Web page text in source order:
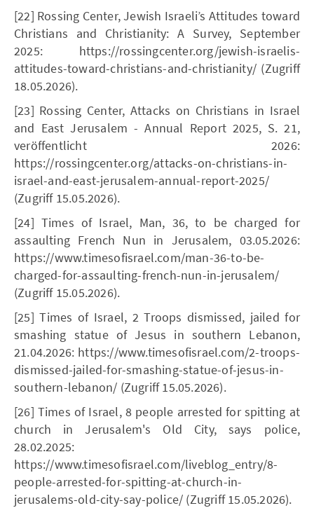
[22] Rossing Center, Jewish Israeli’s Attitudes toward
Christians and Christianity: A Survey, September
2025: https://rossingcenter.org/jewish-israelis-
attitudes-toward-christians-and-christianity/ (Zugriff
18.05.2026).
[23] Rossing Center, Attacks on Christians in Israel
and East Jerusalem - Annual Report 2025, S. 21,
veröffentlicht 2026:
https://rossingcenter.org/attacks-on-christians-in-
israel-and-east-jerusalem-annual-report-2025/
(Zugriff 15.05.2026).
[24] Times of Israel, Man, 36, to be charged for
assaulting French Nun in Jerusalem, 03.05.2026:
https://www.timesofisrael.com/man-36-to-be-
charged-for-assaulting-french-nun-in-jerusalem/
(Zugriff 15.05.2026).
[25] Times of Israel, 2 Troops dismissed, jailed for
smashing statue of Jesus in southern Lebanon,
21.04.2026: https://www.timesofisrael.com/2-troops-
dismissed-jailed-for-smashing-statue-of-jesus-in-
southern-lebanon/ (Zugriff 15.05.2026).
[26] Times of Israel, 8 people arrested for spitting at
church in Jerusalem's Old City, says police,
28.02.2025:
https://www.timesofisrael.com/liveblog_entry/8-
people-arrested-for-spitting-at-church-in-
jerusalems-old-city-say-police/ (Zugriff 15.05.2026).